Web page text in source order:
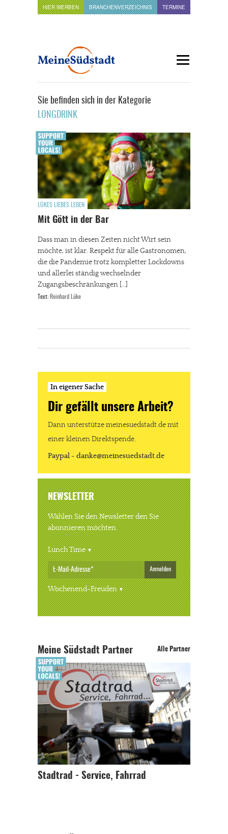
HIER WERBEN BRANCHENVERZEICHNIS TERMINE
Sie befinden sich in der Kategorie
LONGDRINK
LÜKES LIEBES LEBEN
Mit Gött in der Bar
Dass man in diesen Zeiten nicht Wirt sein
möchte, ist klar. Respekt für alle Gastronomen,
die die Pandemie trotz kompletter Lockdowns
und allerlei ständig wechselnder
Zugangsbeschränkungen […]
Text: Reinhard Lüke
In eigener Sache
Dir gefällt unsere Arbeit?
Dann unterstütze meinesuedstadt.de mit
einer kleinen Direktspende.
Paypal - danke@meinesuedstadt.de
NEWSLETTER
Wählen Sie den Newsletter den Sie
abonnieren möchten.
Lunch Time
Anmelden
Wochenend-Freuden
Meine Südstadt Partner Alle Partner
Stadtrad - Service, Fahrrad